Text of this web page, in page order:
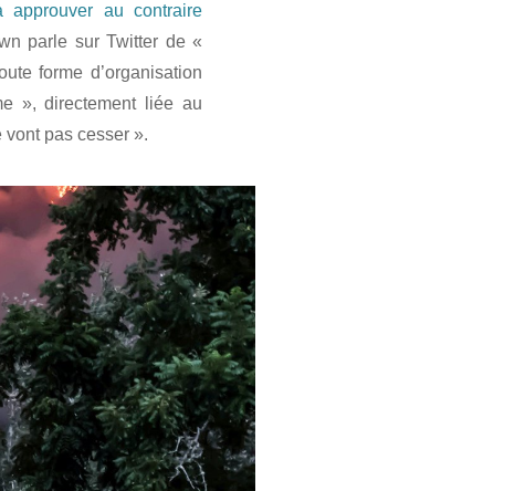
au contraire
parle sur Twitter de «
forme d’organisation
», directement liée au
pas cesser ».